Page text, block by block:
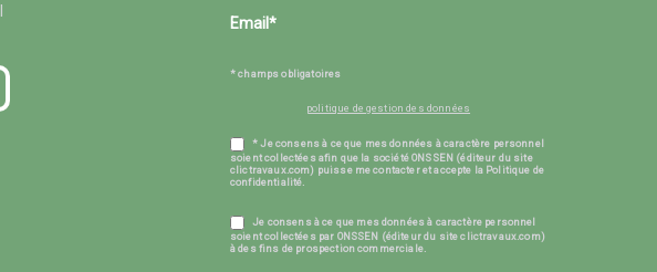
* champs obligatoires
politique de gestion des données
* Je consens à ce que mes données à caractère personnel
soient collectées afin que la société ONSSEN (éditeur du site
clictravaux.com) puisse me contacter et accepte la Politique de
confidentialité.
Je consens à ce que mes données à caractère personnel
soient collectées par ONSSEN (éditeur du site clictravaux.com)
à des fins de prospection commerciale.